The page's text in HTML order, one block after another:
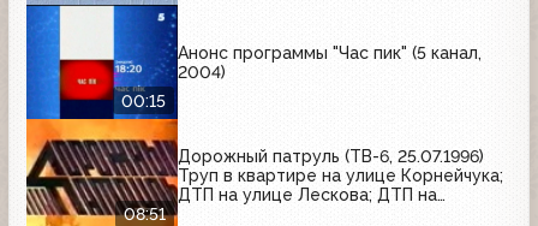
00:15
Анонс программы "Час пик" (5 канал,
2004)
08:51
Дорожный патруль (ТВ-6, 25.07.1996)
Труп в квартире на улице Корнейчука;
ДТП на улице Лескова; ДТП на